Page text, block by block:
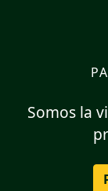
Somos la